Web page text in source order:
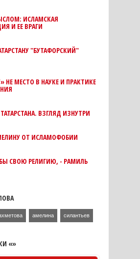
ИСЛАМСКАЯ
И ЕЕ ВРАГИ
"БУТАФОРСКИЙ"
НЕ МЕСТО В НАУКЕ И ПРАКТИКЕ
ВЗГЛЯД ИЗНУТРИ
ОТ ИСЛАМОФОБИИ
БЫ СВОЮ РЕЛИГИЮ, - РАМИЛЬ
амелина силантьев
«»